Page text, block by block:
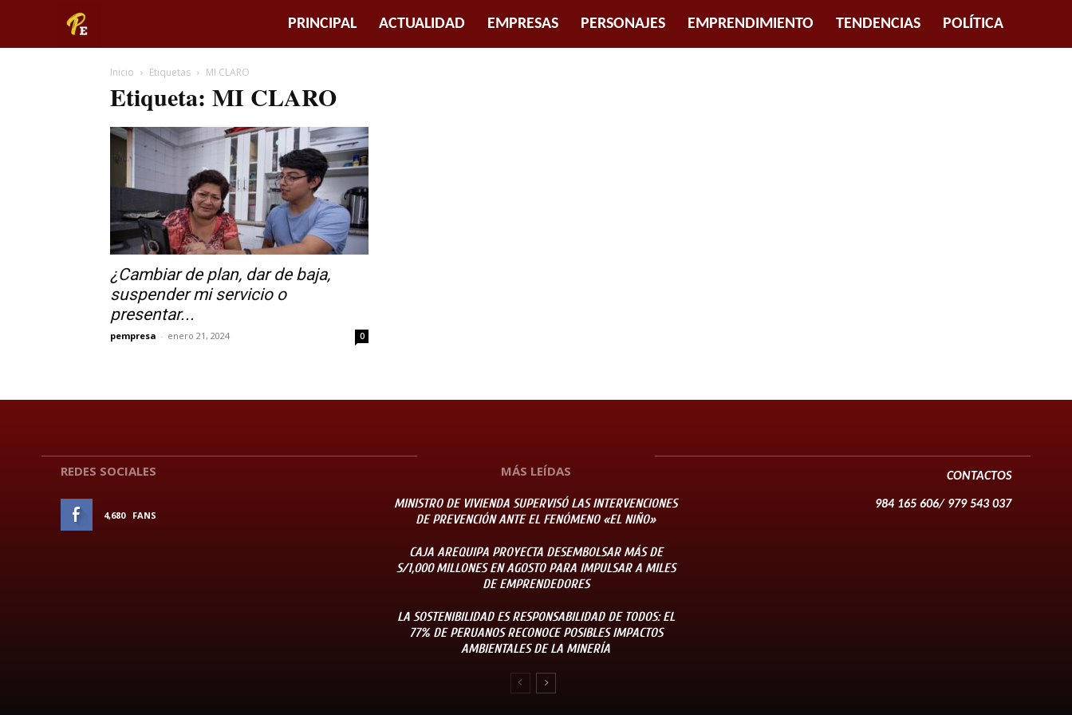
Empresarial
PRINCIPAL ACTUALIDAD EMPRESAS PERSONAJES EMPRENDIMIENTO TENDENCIAS POLÍTICA
Inicio Etiquetas MI CLARO
Etiqueta: MI CLARO
¿Cambiar de plan, dar de baja,
suspender mi servicio o
presentar...
pempresa - enero 21, 2024 0
REDES SOCIALES
4,680 FANS
MÁS LEÍDAS
MINISTRO DE VIVIENDA SUPERVISÓ LAS INTERVENCIONES
DE PREVENCIÓN ANTE EL FENÓMENO «EL NIÑO»
CAJA AREQUIPA PROYECTA DESEMBOLSAR MÁS DE
S/1,000 MILLONES EN AGOSTO PARA IMPULSAR A MILES
DE EMPRENDEDORES
LA SOSTENIBILIDAD ES RESPONSABILIDAD DE TODOS: EL
77% DE PERUANOS RECONOCE POSIBLES IMPACTOS
AMBIENTALES DE LA MINERÍA
CONTACTOS
984 165 606/ 979 543 037